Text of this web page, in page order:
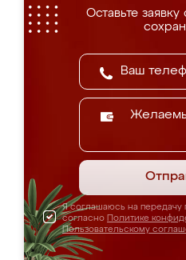
Оставьте заявку
Я соглашаюсь на передачу
согласно Политике
Пользовательскому